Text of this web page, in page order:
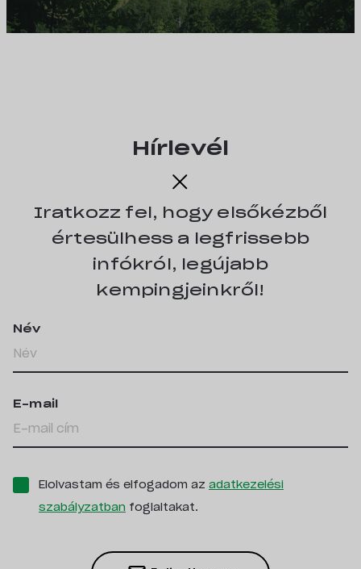
Hírlevél
Iratkozz fel, hogy elsőkézből
értesülhess a legfrissebb
infókról, legújabb
kempingjeinkről!
Név
E-mail
Elolvastam és elfogadom az adatkezelési
szabályzatban foglaltakat.